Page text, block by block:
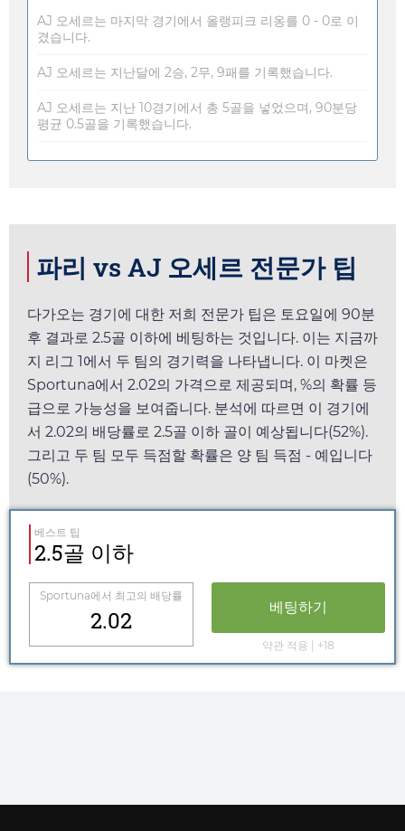
AJ 오세르는 마지막 경기에서 올랭피크 리옹를 0 - 0로 이
겼습니다.
AJ 오세르는 지난달에 2승, 2무, 9패를 기록했습니다.
AJ 오세르는 지난 10경기에서 총 5골을 넣었으며, 90분당
평균 0.5골을 기록했습니다.
파리 vs AJ 오세르 전문가 팁
다가오는 경기에 대한 저희 전문가 팁은 토요일에 90분
후 결과로 2.5골 이하에 베팅하는 것입니다. 이는 지금까
지 리그 1에서 두 팀의 경기력을 나타냅니다. 이 마켓은
Sportuna에서 2.02의 가격으로 제공되며, %의 확률 등
급으로 가능성을 보여줍니다. 분석에 따르면 이 경기에
서 2.02의 배당률로 2.5골 이하 골이 예상됩니다(52%).
그리고 두 팀 모두 득점할 확률은 양 팀 득점 - 예입니다
(50%).
베스트 팁
2.5골 이하
Sportuna에서 최고의 배당률
2.02 베팅하기
약관 적용 | +18